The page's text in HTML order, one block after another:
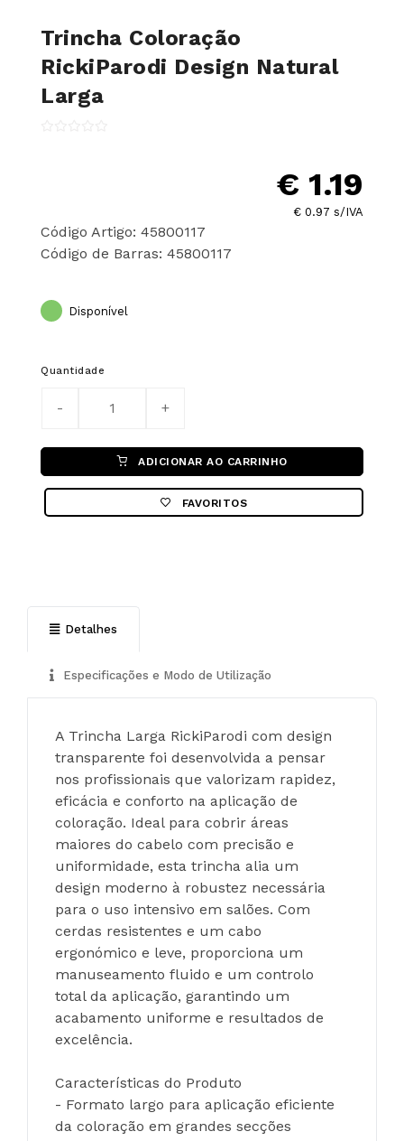
Trincha Coloração
RickiParodi Design Natural
Larga
€ 1.19
€ 0.97 s/IVA
Código Artigo: 45800117
Código de Barras: 45800117
Disponível
Quantidade
ADICIONAR AO CARRINHO
FAVORITOS
Detalhes
Especificações e Modo de Utilização
A Trincha Larga RickiParodi com design
transparente foi desenvolvida a pensar
nos profissionais que valorizam rapidez,
eficácia e conforto na aplicação de
coloração. Ideal para cobrir áreas
maiores do cabelo com precisão e
uniformidade, esta trincha alia um
design moderno à robustez necessária
para o uso intensivo em salões. Com
cerdas resistentes e um cabo
ergonómico e leve, proporciona um
manuseamento fluido e um controlo
total da aplicação, garantindo um
acabamento uniforme e resultados de
excelência.
Características do Produto
- Formato largo para aplicação eficiente
da coloração em grandes secções